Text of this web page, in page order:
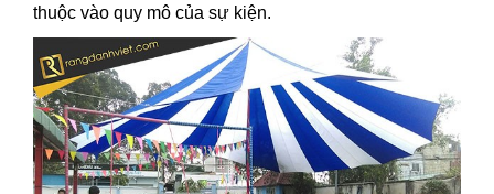
thuộc vào quy mô của sự kiện.